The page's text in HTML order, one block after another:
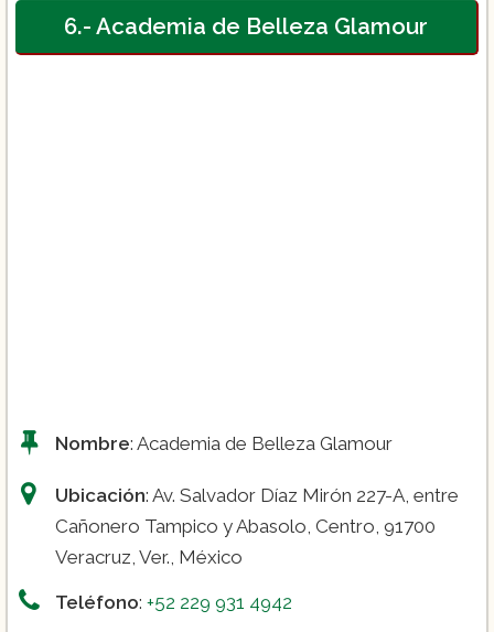
6.- Academia de Belleza Glamour
Nombre: Academia de Belleza Glamour
Ubicación: Av. Salvador Díaz Mirón 227-A, entre
Cañonero Tampico y Abasolo, Centro, 91700
Veracruz, Ver., México
Teléfono: +52 229 931 4942